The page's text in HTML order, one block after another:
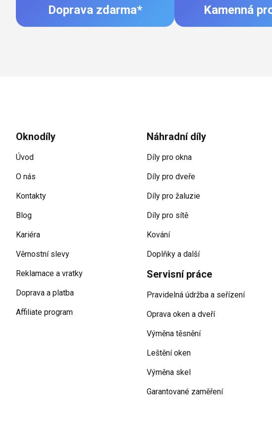
Doprava zdarma* Kamenná
Zápatí
Oknodíly
Úvod
O nás
Kontakty
Blog
Kariéra
Věrnostní slevy
Reklamace a vratky
Doprava a platba
Affiliate program
Náhradní díly
Díly pro okna
Díly pro dveře
Díly pro žaluzie
Díly pro sítě
Kování
Doplňky a další
Servisní práce
Pravidelná údržba a seřízení
Oprava oken a dveří
Výměna těsnění
Leštění oken
Výměna skel
Garantované zaměření